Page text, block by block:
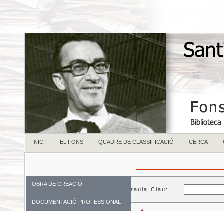
INICI EL FONS QUADRE DE CLASSIFICACIÓ CERCA
OBRA DE CREACIÓ
DOCUMENTACIÓ PROFESSIONAL
Paraula Clau: